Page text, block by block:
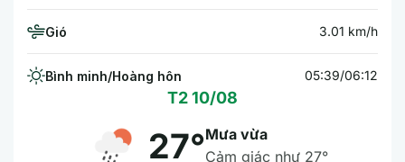
Gió 3.01 km/h
Bình minh/Hoàng hôn 05:39/06:12
T2 10/08
27°Mưa vừa
Cảm giác như 27°